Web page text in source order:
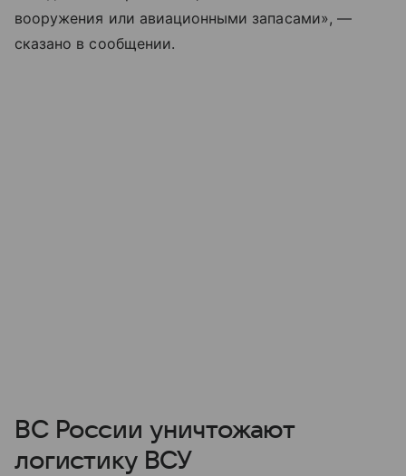
вооружения или авиационными запасами», —
сказано в сообщении.
ВС России уничтожают
логистику ВСУ